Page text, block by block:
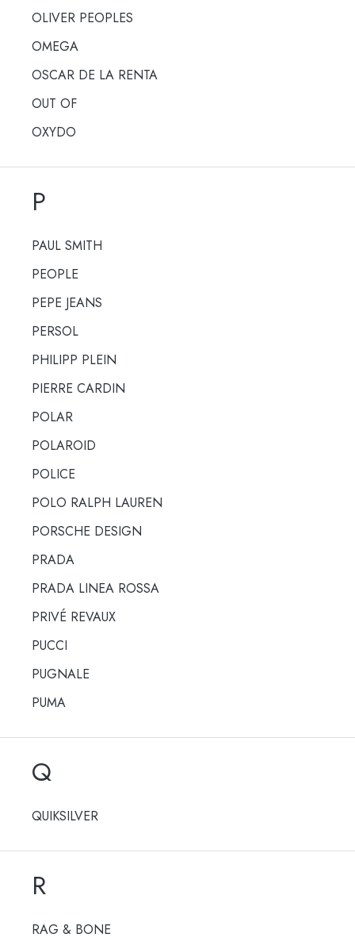
OLIVER PEOPLES
OMEGA
OSCAR DE LA RENTA
OUT OF
OXYDO
P
PAUL SMITH
PEOPLE
PEPE JEANS
PERSOL
PHILIPP PLEIN
PIERRE CARDIN
POLAR
POLAROID
POLICE
POLO RALPH LAUREN
PORSCHE DESIGN
PRADA
PRADA LINEA ROSSA
PRIVÉ REVAUX
PUCCI
PUGNALE
PUMA
Q
QUIKSILVER
R
RAG & BONE